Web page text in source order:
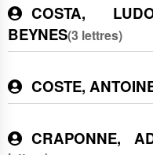
COSTA,
BEYNES(3 lettres)
COSTE,
CRAPONNE,